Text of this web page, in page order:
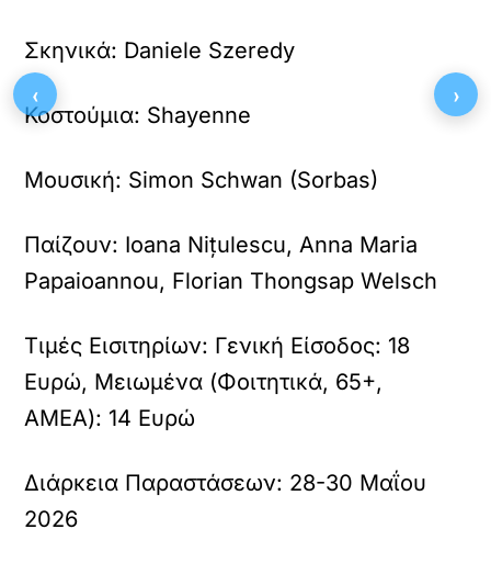
Σκηνικά: Daniele Szeredy
Κοστούμια: Shayenne
Μουσική: Simon Schwan (Sorbas)
Παίζουν: Ioana Nițulescu, Anna Maria
Papaioannou, Florian Thongsap Welsch
Τιμές Εισιτηρίων: Γενική Είσοδος: 18
Ευρώ, Μειωμένα (Φοιτητικά, 65+,
ΑΜΕΑ): 14 Ευρώ
Διάρκεια Παραστάσεων: 28-30 Μαΐου
2026
‹ ›